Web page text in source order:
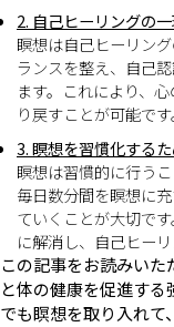
2. 自己ヒーリングの
瞑想は自己ヒーリン
ランスを整え、自己
ます。これにより、
り戻すことが可能です
3. 瞑想を習慣化する
瞑想は習慣的に行う
毎日数分間を瞑想に
ていくことが大切で
に解消し、自己ヒー
この記事をお読みい
と体の健康を促進す
でも瞑想を取り入れて